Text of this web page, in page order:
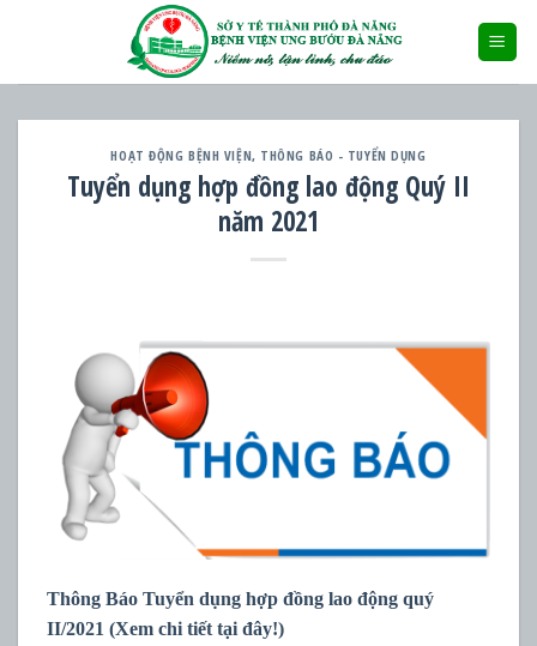
HOẠT ĐỘNG BỆNH VIỆN, THÔNG BÁO - TUYỂN DỤNG
Tuyển dụng hợp đồng lao động Quý II
năm 2021
Thông Báo Tuyển dụng hợp đồng lao động quý
II/2021 (Xem chi tiết tại đây!)